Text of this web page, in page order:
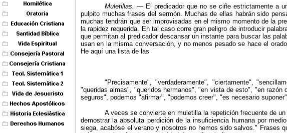
Muletillas. — El predicador que no se ciñe estrictamente a
pulpito muchas frases del sermón. Muchas de ellas habrán sido
muchas tendrán que ser improvisadas en el mismo momento de la
la rapidez requerida. En tal caso corre gran peligro de introducir
que permitan al predicador descansar un instante para buscar las
usan en la misma conversación, y no menos pesado se hace el
He aquí una lista de las
" Precisamente", "verdaderamente", "ciertamente",
"queridas almas", "queridos hermanos", "en vista de esto", "en
seguros", podemos "afirmar", "podemos creer", "es necesario
A veces se convierte en muletilla la repetición frecuente de
demostrar la absoluta perdición de la insuficiencia humana por
siega, acabóse el verano y nosotros no hemos sido salvos." Frases